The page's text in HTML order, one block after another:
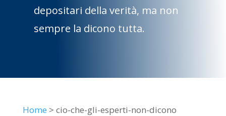
depositari della verità, ma non
sempre la dicono tutta.
Home > cio-che-gli-esperti-non-dicono